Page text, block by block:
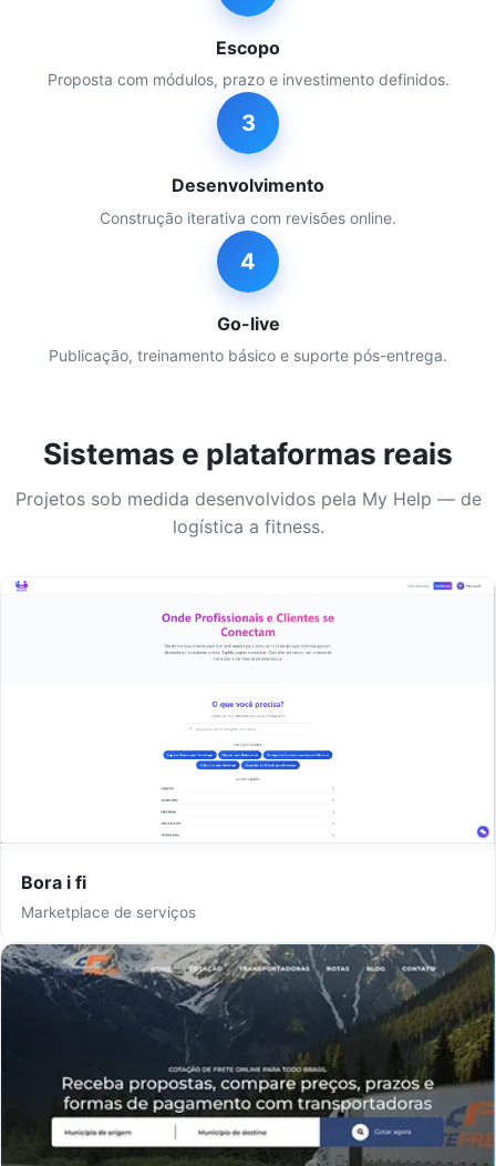
Escopo
Proposta com módulos, prazo e investimento definidos.
3
Desenvolvimento
Construção iterativa com revisões online.
4
Go-live
Publicação, treinamento básico e suporte pós-entrega.
Sistemas e plataformas reais
Projetos sob medida desenvolvidos pela My Help — de
logística a fitness.
Bora i fi
Marketplace de serviços